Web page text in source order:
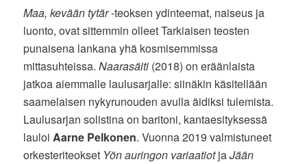
Maa, kevään tytär-teoksen ydinteemat, naiseus ja
luonto, ovat sittemmin olleet Tarkiaisen teosten
punaisena lankana yhä kosmisemmissa
mittasuhteissa.Naarasäiti (2018) on eräänlaista
jatkoa aiemmalle laulusarjalle: siinäkin käsitellään
saamelaisen nykyrunouden avulla äidiksi tulemista.
Laulusarjan solistina on baritoni, kantaesityksessä
lauloiAarne Pelkonen. Vuonna 2019 valmistuneet
orkesteriteokset Yön auringon variaatiotjaJään